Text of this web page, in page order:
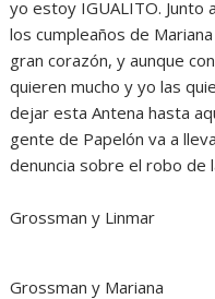
yo estoy IGUALITO. Junto
los cumpleaños de
gran corazón, y aunque
quieren mucho y yo las
dejar esta Antena hasta
gente de Papelón va a
denuncia sobre el robo de
Grossman y Linmar
Grossman y Mariana